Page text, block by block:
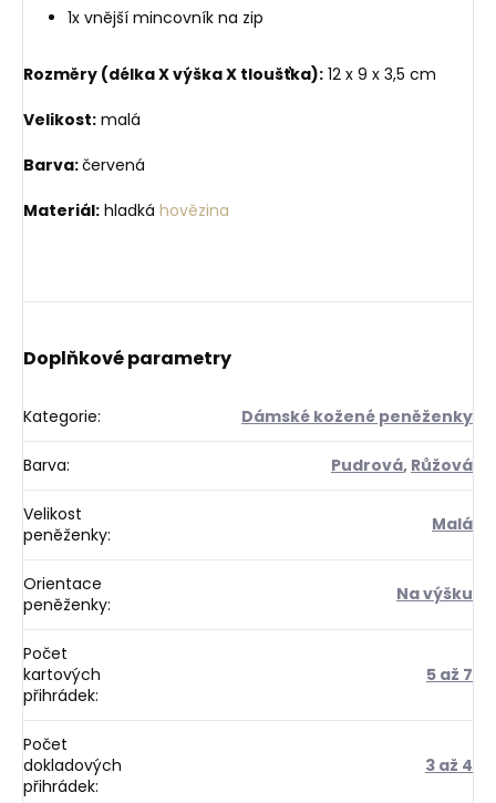
1x vnější mincovník na zip
Rozměry (délka X výška X tloušťka): 12 x 9 x 3,5 cm
Velikost: malá
Barva:červená
Materiál: hladká hovězina
Doplňkové parametry
Kategorie: Dámské kožené peněženky
Barva: Pudrová, Růžová
Velikost
peněženky: Malá
Orientace
peněženky: Na výšku
Počet
kartových
přihrádek:
5 až 7
Počet
dokladových
přihrádek:
3 až 4